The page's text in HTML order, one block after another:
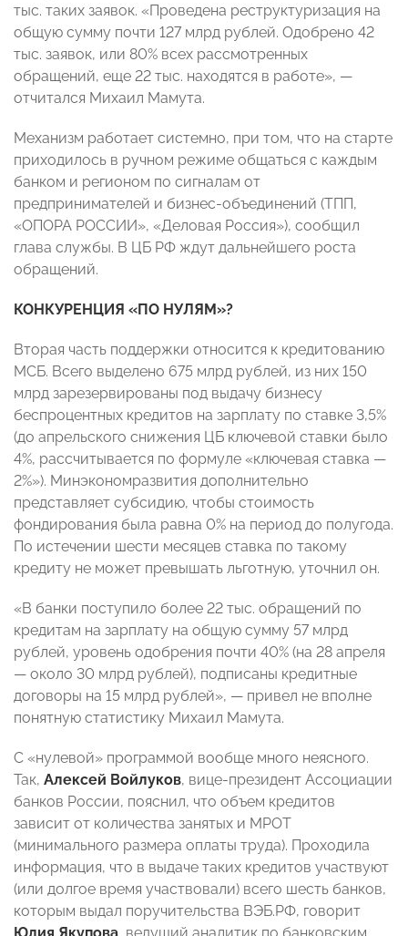
тыс. таких заявок. «Проведена реструктуризация на
общую сумму почти 127 млрд рублей. Одобрено 42
тыс. заявок, или 80% всех рассмотренных
обращений, еще 22 тыс. находятся в работе», —
отчитался Михаил Мамута.
Механизм работает системно, при том, что на старте
приходилось в ручном режиме общаться с каждым
банком и регионом по сигналам от
предпринимателей и бизнес-объединений (ТПП,
«ОПОРА РОССИИ», «Деловая Россия»), сообщил
глава службы. В ЦБ РФ ждут дальнейшего роста
обращений.
КОНКУРЕНЦИЯ «ПО НУЛЯМ»?
Вторая часть поддержки относится к кредитованию
МСБ. Всего выделено 675 млрд рублей, из них 150
млрд зарезервированы под выдачу бизнесу
беспроцентных кредитов на зарплату по ставке 3,5%
(до апрельского снижения ЦБ ключевой ставки было
4%, рассчитывается по формуле «ключевая ставка —
2%»). Минэкономразвития дополнительно
представляет субсидию, чтобы стоимость
фондирования была равна 0% на период до полугода.
По истечении шести месяцев ставка по такому
кредиту не может превышать льготную, уточнил он.
«В банки поступило более 22 тыс. обращений по
кредитам на зарплату на общую сумму 57 млрд
рублей, уровень одобрения почти 40% (на 28 апреля
— около 30 млрд рублей), подписаны кредитные
договоры на 15 млрд рублей», — привел не вполне
понятную статистику Михаил Мамута.
С «нулевой» программой вообще много неясного.
Так, Алексей Войлуков, вице-президент Ассоциации
банков России, пояснил, что объем кредитов
зависит от количества занятых и МРОТ
(минимального размера оплаты труда). Проходила
информация, что в выдаче таких кредитов участвуют
(или долгое время участвовали) всего шесть банков,
которым выдал поручительства ВЭБ.РФ, говорит